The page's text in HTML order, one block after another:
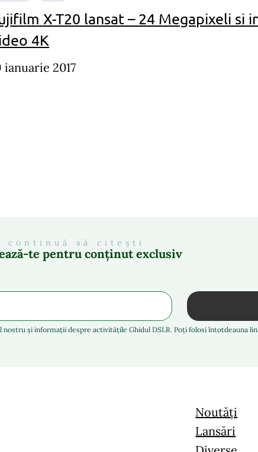
X-T20 lansat – 24 Megapixeli si
4K
ianuarie 2017
continuă să citești
te pentru conținut exclusiv
și informații despre activitățile Ghidul DSLR. Poți folosi întotdeauna
Noutăți
Lansări